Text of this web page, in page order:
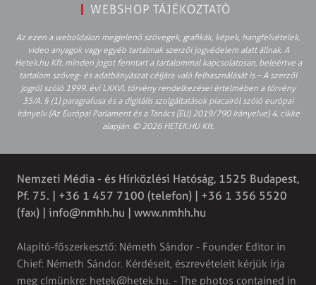
WEBSHOP TÁJÉKOZTATÓ
Az ezen a weboldalon megjelenő szövegek, grafikák, képek, hangfelvételek,
video anyagok vagy egyéb tartalmak szerzői jogvédelem alatt állnak. A
Hetek.hu Kft. minden jogot fenntart a tartalommal kapcsolatosan, beleértve a
tartalom szöveg- és adatbányászat céljára való felhasználását is – A szerzői
jogról szóló 1999. évi LXXVI. törvény rendelkezései értelmében a törvény
35/A. § (1) paragrafusa és a digitális szolgáltatások piacairól szóló európai
irányelv (Az Európai Parlament és a Tanács (EU) 2019/790 Irányelve) 4. cikke
alapján. © 2026 HETEK.HU Kft.
Nemzeti Média - és Hírközlési Hatóság, 1525 Budapest,
Pf. 75. | +36 1 457 7100 (telefon) | +36 1 356 5520
(fax) | info@nmhh.hu | www.nmhh.hu
Alapító-főszerkesztő: Németh Sándor - Founder Editor in
Chief: Németh Sándor. Kérdéseit, észrevételeit kérjük írja
meg címünkre: hetek@hetek.hu. - The photos contained in